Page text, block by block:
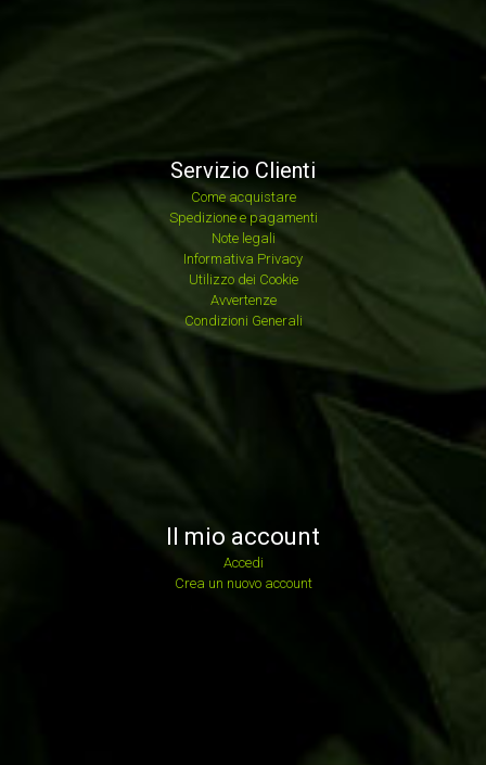
Servizio Clienti
Come acquistare
Spedizione e pagamenti
Note legali
Informativa Privacy
Utilizzo dei Cookie
Avvertenze
Condizioni Generali
Il mio account
Accedi
Crea un nuovo account